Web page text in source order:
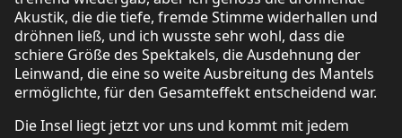
Akustik, die die tiefe, fremde Stimme widerhallen und
dröhnen ließ, und ich wusste sehr wohl, dass die
schiere Größe des Spektakels, die Ausdehnung der
Leinwand, die eine so weite Ausbreitung des Mantels
ermöglichte, für den Gesamteffekt entscheidend war.
Die Insel liegt jetzt vor uns und kommt mit jedem